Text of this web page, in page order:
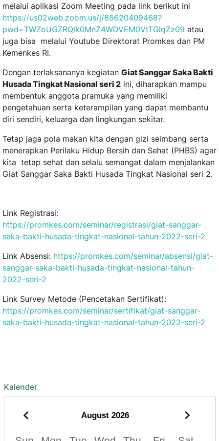
melalui aplikasi Zoom Meeting pada link berikut ini
https://us02web.zoom.us/j/85620409468?
pwd=TWZoUGZRQlk0MnZ4WDVEM0VtTGlqZz09 atau
juga bisa melalui Youtube Direktorat Promkes dan PM
Kemenkes RI.
Dengan terlaksananya kegiatan Giat Sanggar Saka Bakti
Husada Tingkat Nasional seri 2 ini, diharapkan mampu
membentuk anggota pramuka yang memiliki
pengetahuan serta keterampilan yang dapat membantu
diri sendiri, keluarga dan lingkungan sekitar.
Tetap jaga pola makan kita dengan gizi seimbang serta
menerapkan Perilaku Hidup Bersih dan Sehat (PHBS) agar
kita tetap sehat dan selalu semangat dalam menjalankan
Giat Sanggar Saka Bakti Husada Tingkat Nasional seri 2.
Link Registrasi:
https://promkes.com/seminar/registrasi/giat-sanggar-
saka-bakti-husada-tingkat-nasional-tahun-2022-seri-2
Link Absensi: https://promkes.com/seminar/absensi/giat-
sanggar-saka-bakti-husada-tingkat-nasional-tahun-
2022-seri-2
Link Survey Metode (Pencetakan Sertifikat):
https://promkes.com/seminar/sertifikat/giat-sanggar-
saka-bakti-husada-tingkat-nasional-tahun-2022-seri-2
Kalender
August 2026